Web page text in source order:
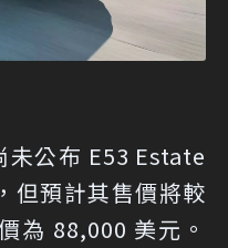
公布 E53 Estate
但預計其售價將較
為 88,000 美元。